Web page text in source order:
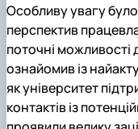
Особливу увагу
перспектив
поточні можливості
ознайомив із
як університет
контактів із